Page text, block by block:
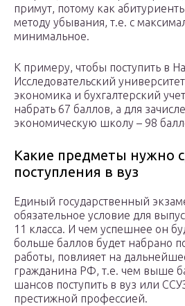
примут, потому как
методу убывания, т.е. с
минимальное.
К примеру, чтобы поступить в
Исследовательский
экономика и бухгалтерский
набрать 67 баллов, а для
экономическую школу – 98
Какие предметы нужно
поступления в вуз
Единый государственный
обязательное условие для
11 класса. И чем успешнее он
больше баллов будет набрано
работы, повлияет на
гражданина РФ, т.е. чем выше
шансов поступить в вуз или
престижной профессией.